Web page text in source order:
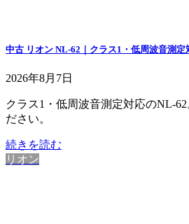
中古 リオン NL-62｜クラス1・低周波音測定
2026年8月7日
クラス1・低周波音測定対応のNL-
ださい。
続きを読む
リオン